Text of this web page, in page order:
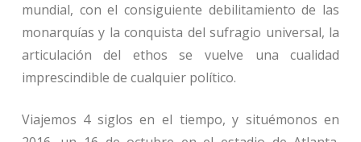
mundial, con el consiguiente debilitamiento de las
monarquías y la conquista del sufragio universal, la
articulación del ethos se vuelve una cualidad
imprescindible de cualquier político.
Viajemos 4 siglos en el tiempo, y situémonos en